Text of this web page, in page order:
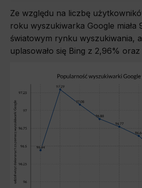
Ze względu na liczbę
roku wyszukiwarka Google miała
światowym rynku wyszukiwania,
uplasowało się Bing z 2,96% oraz